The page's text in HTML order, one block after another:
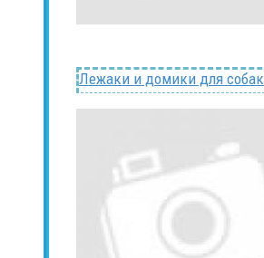
Лежаки и домики для собак